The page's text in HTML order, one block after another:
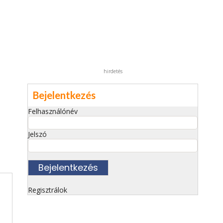
hirdetés
Bejelentkezés
Felhasználónév
Jelszó
Regisztrálok